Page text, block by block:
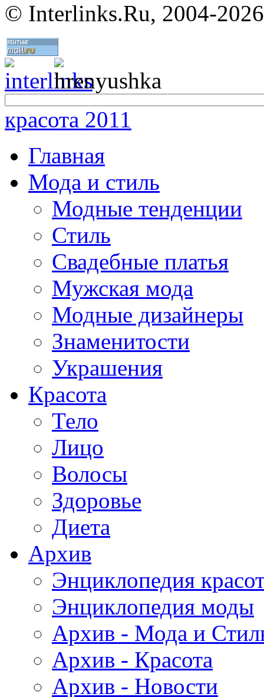
© Interlinks.Ru, 2004-2026
красота 2011
Главная
Мода и стиль
Модные тенденции
Стиль
Свадебные платья
Мужская мода
Модные дизайнеры
Знаменитости
Украшения
Красота
Тело
Лицо
Волосы
Здоровье
Диета
Архив
Энциклопедия
Энциклопедия моды
Архив - Мода и
Архив - Красота
Архив - Новости